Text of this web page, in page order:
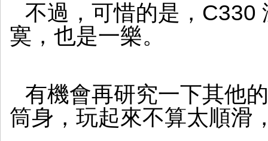
不過，可惜的是，C330
寞，也是一樂。
有機會再研究一下其他
筒身，玩起來不算太順滑